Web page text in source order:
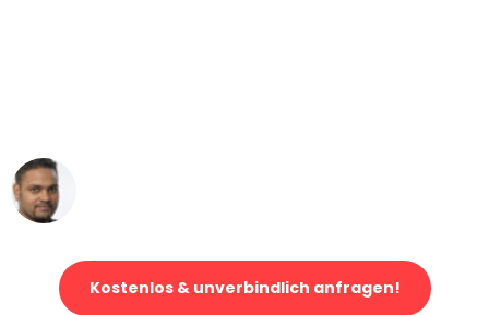
Kostenlos & unverbindlich anfragen!